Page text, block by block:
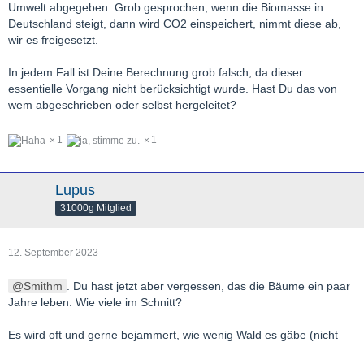
Umwelt abgegeben. Grob gesprochen, wenn die Biomasse in
Deutschland steigt, dann wird CO2 einspeichert, nimmt diese ab,
wir es freigesetzt.
In jedem Fall ist Deine Berechnung grob falsch, da dieser
essentielle Vorgang nicht berücksichtigt wurde. Hast Du das von
wem abgeschrieben oder selbst hergeleitet?
1 1
Lupus
31000g Mitglied
12. September 2023
Smithm
. Du hast jetzt aber vergessen, das die Bäume ein paar
Jahre leben. Wie viele im Schnitt?
Es wird oft und gerne bejammert, wie wenig Wald es gäbe (nicht